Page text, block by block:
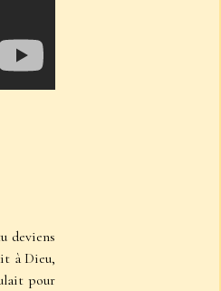
deviens
à Dieu,
pour